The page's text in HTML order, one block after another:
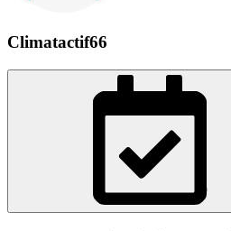
Climatactif66